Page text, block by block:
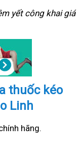
yết công khai giá
thuốc kéo
Linh
hãng.